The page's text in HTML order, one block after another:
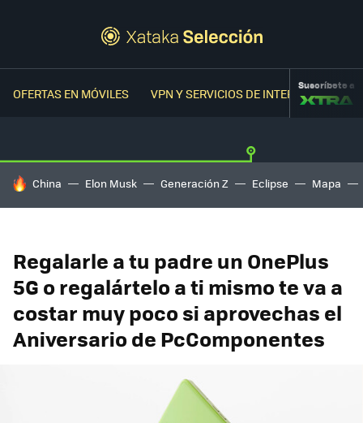
OFERTAS EN MÓVILES VPN Y SERVICIOS DE INTERNETSuscríbete a
HOY SE HABLA DE
China Elon Musk Generación Z Eclipse Mapa
Regalarle a tu padre un OnePlus
5G o regalártelo a ti mismo te va a
costar muy poco si aprovechas el
Aniversario de PcComponentes